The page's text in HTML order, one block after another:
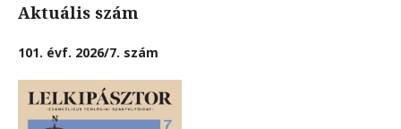
Aktuális szám
101. évf. 2026/7. szám